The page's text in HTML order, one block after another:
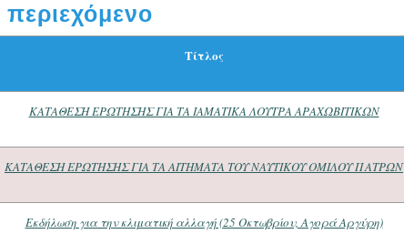
Τίτλος
ΚΑΤΑΘΕΣΗ ΕΡΩΤΗΣΗΣ ΓΙΑ ΤΑ ΙΑΜΑΤΙΚΑ ΛΟΥΤΡΑ ΑΡΑΧΩΒΙΤΙΚΩΝ
ΚΑΤΑΘΕΣΗ ΕΡΩΤΗΣΗΣ ΓΙΑ ΤΑ ΑΙΤΗΜΑΤΑ ΤΟΥ ΝΑΥΤΙΚΟΥ ΟΜΙΛΟΥ ΠΑΤΡΩΝ
Εκδήλωση για την κλιματική αλλαγή (25 Οκτωβρίου, Αγορά Αργύρη)